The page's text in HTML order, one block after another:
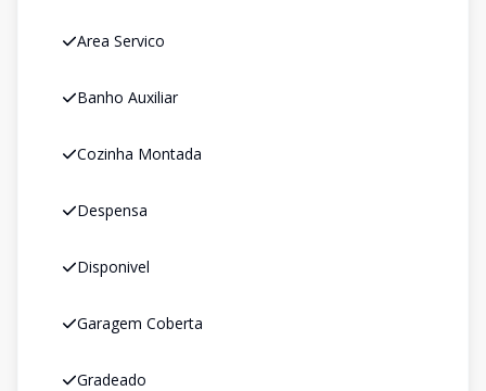
Area Servico
Banho Auxiliar
Cozinha Montada
Despensa
Disponivel
Garagem Coberta
Gradeado